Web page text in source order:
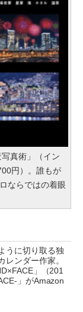
真術」（イン
円）。誰もが
ならではの着眼
うに切り取る独
ンダー作家。
」（201
」がAmazon